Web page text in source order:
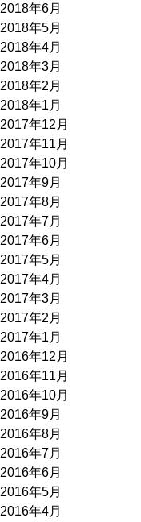
2018年6月
2018年5月
2018年4月
2018年3月
2018年2月
2018年1月
2017年12月
2017年11月
2017年10月
2017年9月
2017年8月
2017年7月
2017年6月
2017年5月
2017年4月
2017年3月
2017年2月
2017年1月
2016年12月
2016年11月
2016年10月
2016年9月
2016年8月
2016年7月
2016年6月
2016年5月
2016年4月